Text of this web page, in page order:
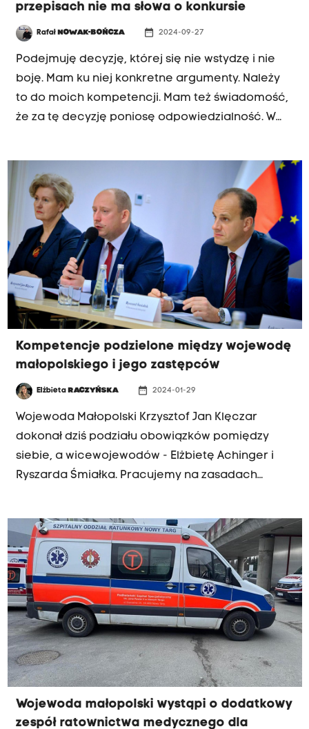
przepisach nie ma słowa o konkursie
Rafał NOWAK-BOŃCZA date_range 2024-09-27
Podejmuję decyzję, której się nie wstydzę i nie
boję. Mam ku niej konkretne argumenty. Należy
to do moich kompetencji. Mam też świadomość,
że za tę decyzję poniosę odpowiedzialność. W
po konkursie zorganizowanym w Warszawie, więc
zawnioskowałem o jego powołanie na szefa
sanepidu - mówił na antenie Radia Kraków
wojewoda małopolski Krzysztof Klęczar z
Polskiego Stronnictwa Ludowego.
Kompetencje podzielone między wojewodę
małopolskiego i jego zastępców
Elżbieta RACZYŃSKA date_range 2024-01-29
Wojewoda Małopolski Krzysztof Jan Klęczar
dokonał dziś podziału obowiązków pomiędzy
siebie, a wicewojewodów - Elżbietę Achinger i
Ryszarda Śmiałka. Pracujemy na zasadach
kompetencje - tłumaczy
Wojewoda małopolski wystąpi o dodatkowy
zespół ratownictwa medycznego dla